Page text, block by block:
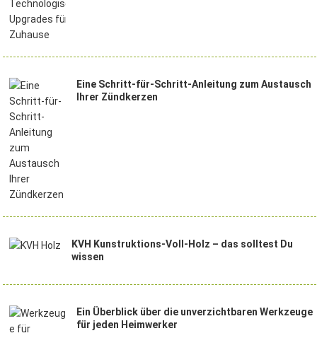
Eine Schritt-für-Schritt-Anleitung zum Austausch
Ihrer Zündkerzen
KVH Kunstruktions-Voll-Holz – das solltest Du
wissen
Ein Überblick über die unverzichtbaren Werkzeuge
für jeden Heimwerker